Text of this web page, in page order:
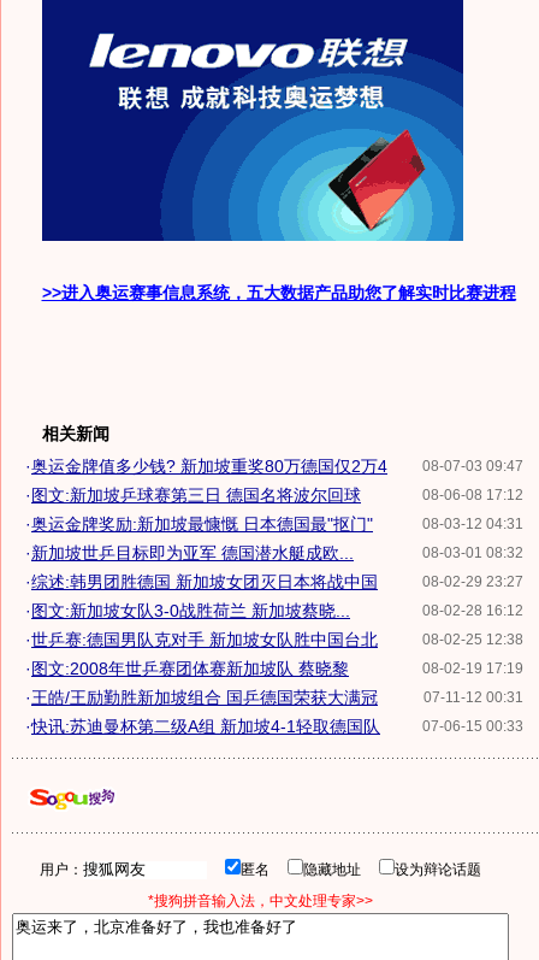
>>进入奥运赛事信息系统，五大数据产品助您了解实时比赛进程
相关新闻
08-07-03 09:47
·奥运金牌值多少钱? 新加坡重奖80万德国仅2万4
08-06-08 17:12
·图文:新加坡乒球赛第三日 德国名将波尔回球
08-03-12 04:31
·奥运金牌奖励:新加坡最慷慨 日本德国最"抠门"
08-03-01 08:32
·新加坡世乒目标即为亚军 德国潜水艇成欧...
08-02-29 23:27
·综述:韩男团胜德国 新加坡女团灭日本将战中国
08-02-28 16:12
·图文:新加坡女队3-0战胜荷兰 新加坡蔡晓...
08-02-25 12:38
·世乒赛:德国男队克对手 新加坡女队胜中国台北
08-02-19 17:19
·图文:2008年世乒赛团体赛新加坡队 蔡晓黎
07-11-12 00:31
·王皓/王励勤胜新加坡组合 国乒德国荣获大满冠
07-06-15 00:33
·快讯:苏迪曼杯第二级A组 新加坡4-1轻取德国队
用户： 匿名 隐藏地址
设为辩论话题
*搜狗拼音输入法，中文处理专家>>